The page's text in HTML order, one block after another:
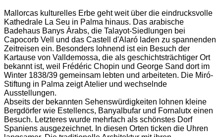
Mallorcas kulturelles Erbe geht weit über die eindrucksvolle
Kathedrale La Seu in Palma hinaus. Das arabische
Badehaus Banys Àrabs, die Talayot-Siedlungen bei
Capocorb Vell und das Castell d'Alaró laden zu spannenden
Zeitreisen ein. Besonders lohnend ist ein Besuch der
Kartause von Valldemossa, die als geschichtsträchtiger Ort
bekannt ist, weil Frédéric Chopin und George Sand dort im
Winter 1838/39 gemeinsam lebten und arbeiteten. Die Miró-
Stiftung in Palma zeigt Atelier und wechselnde
Ausstellungen.
Abseits der bekannten Sehenswürdigkeiten lohnen kleine
Bergdörfer wie Estellencs, Banyalbufar und Fornalutx einen
Besuch. Letzteres wurde mehrfach als schönstes Dorf
Spaniens ausgezeichnet. In diesen Orten ticken die Uhren